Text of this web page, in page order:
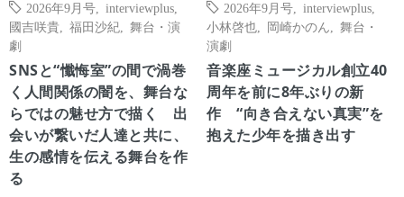
2026年9月号
interviewplus
國吉咲貴
福田沙紀
舞台・演
劇
SNSと“懺悔室”の間で渦巻
く人間関係の闇を、舞台な
らではの魅せ方で描く 出
会いが繋いだ人達と共に、
生の感情を伝える舞台を作
る
2026年9月号
interviewplus
小林啓也
岡崎かのん
舞台・
演劇
音楽座ミュージカル創立40
周年を前に8年ぶりの新
作 “向き合えない真実”を
抱えた少年を描き出す